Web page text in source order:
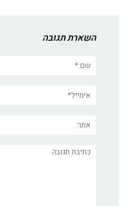
השארת תגובה
תגובה